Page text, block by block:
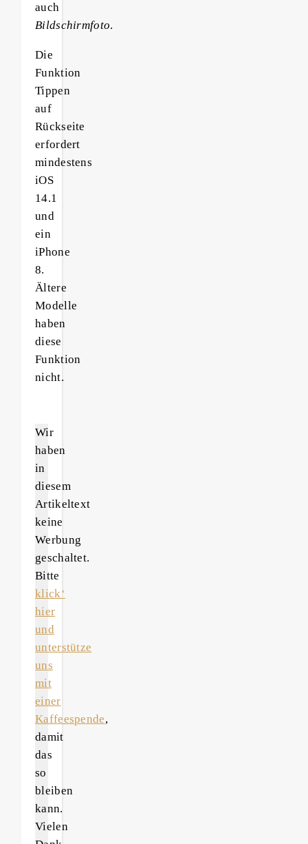
auch
Bildschirmfoto.
Die
Funktion
Tippen
auf
Rückseite
erfordert
mindestens
iOS
14.1
und
ein
iPhone
8.
Ältere
Modelle
haben
diese
Funktion
nicht.
Wir
haben
in
diesem
Artikeltext
keine
Werbung
geschaltet.
Bitte
klick‘
hier
und
unterstütze
uns
mit
einer
Kaffeespende,
damit
das
so
bleiben
kann.
Vielen